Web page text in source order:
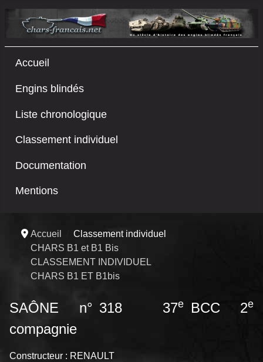
Accueil
Engins blindés
Liste chronologique
Classement individuel
Documentation
Mentions
Accueil
Classement individuel
CHARS B1 et B1 Bis
CLASSEMENT INDIVIDUEL
CHARS B1 ET B1bis
SAÔNE n° 318 37e BCC 2e
compagnie
Constructeur : RENAULT